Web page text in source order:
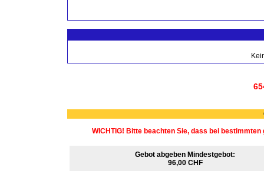
WICHTIG! Bitte beachten Sie, dass bei
Gebot abgeben Mindestgebot:
96,00 CHF